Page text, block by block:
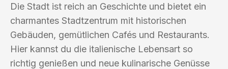
Die Stadt ist reich an Geschichte und bietet ein
charmantes Stadtzentrum mit historischen
Gebäuden, gemütlichen Cafés und Restaurants.
Hier kannst du die italienische Lebensart so
richtig genießen und neue kulinarische Genüsse